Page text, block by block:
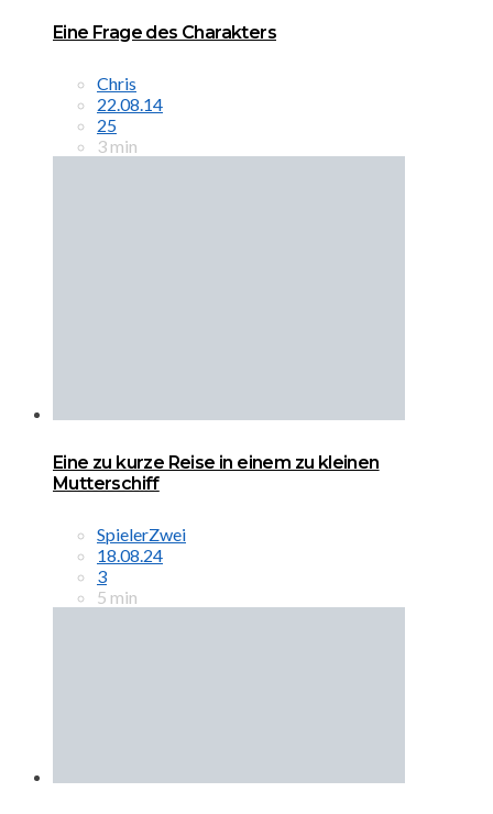
Eine Frage des Charakters
Chris
22.08.14
25
3 min
Eine zu kurze Reise in einem zu kleinen
Mutterschiff
SpielerZwei
18.08.24
3
5 min